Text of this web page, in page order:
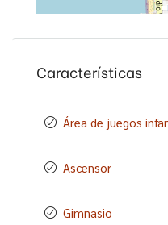
Características
Área de juegos
Ascensor
Gimnasio